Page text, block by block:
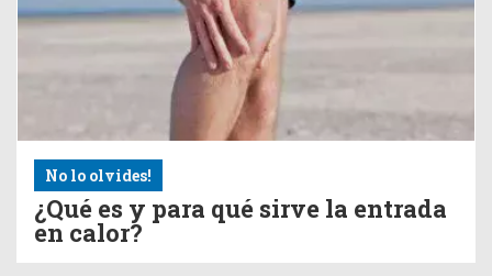
No lo olvides!
¿Qué es y para qué sirve la entrada
en calor?